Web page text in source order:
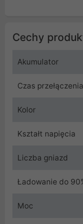
Cechy
Akumulator
Czas przełączenia
Kolor
Kształt napięcia
Liczba gniazd
Ładowanie do
Moc